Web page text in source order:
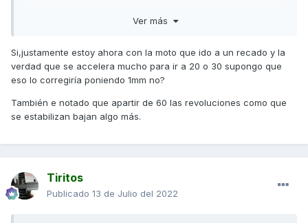
llega un momento que se acorta tanto el desarrollo que es
Saludos,
Ver más
Si,justamente estoy ahora con la moto que ido a un recado y la
verdad que se accelera mucho para ir a 20 o 30 supongo que
eso lo corregiría poniendo 1mm no?
También e notado que apartir de 60 las revoluciones como que
se estabilizan bajan algo más.
Tiritos
Publicado 13 de Julio del 2022